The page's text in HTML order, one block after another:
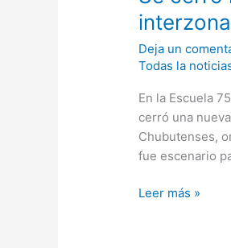
Deja un
Todas la
En la Escuela
cerró una
Chubutenses,
fue escenario
semana
de
Juegos
Evita
de
Leer más »